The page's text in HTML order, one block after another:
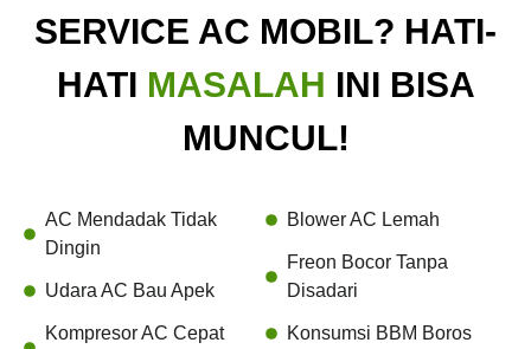
SERVICE AC MOBIL? HATI-
HATI MASALAH INI BISA
MUNCUL!
AC Mendadak Tidak
Dingin
Udara AC Bau Apek
Kompresor AC Cepat
Blower AC Lemah
Freon Bocor Tanpa
Disadari
Konsumsi BBM Boros